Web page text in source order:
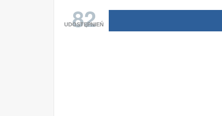
82
UDOSTĘPNIEŃ